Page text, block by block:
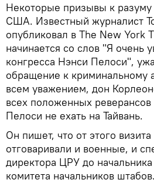
Некоторые призывы к разуму
США. Известный журналист
опубликовал в The New York
начинается со слов "Я очень
конгресса Нэнси Пелоси",
обращение к криминальному
всем уважением, дон
всех положенных
Пелоси не ехать на Тайвань.
Он пишет, что от этого
отговаривали и военные, и
директора ЦРУ до
комитета начальников